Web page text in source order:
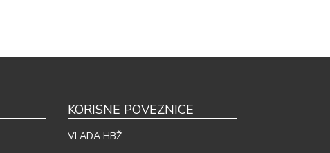
KORISNE POVEZNICE
VLADA HBŽ